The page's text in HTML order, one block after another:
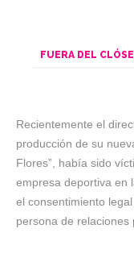
FUERA DEL
Recientemente el
producción de su
Flores”, había sido
empresa deportiva en
el consentimiento
persona de